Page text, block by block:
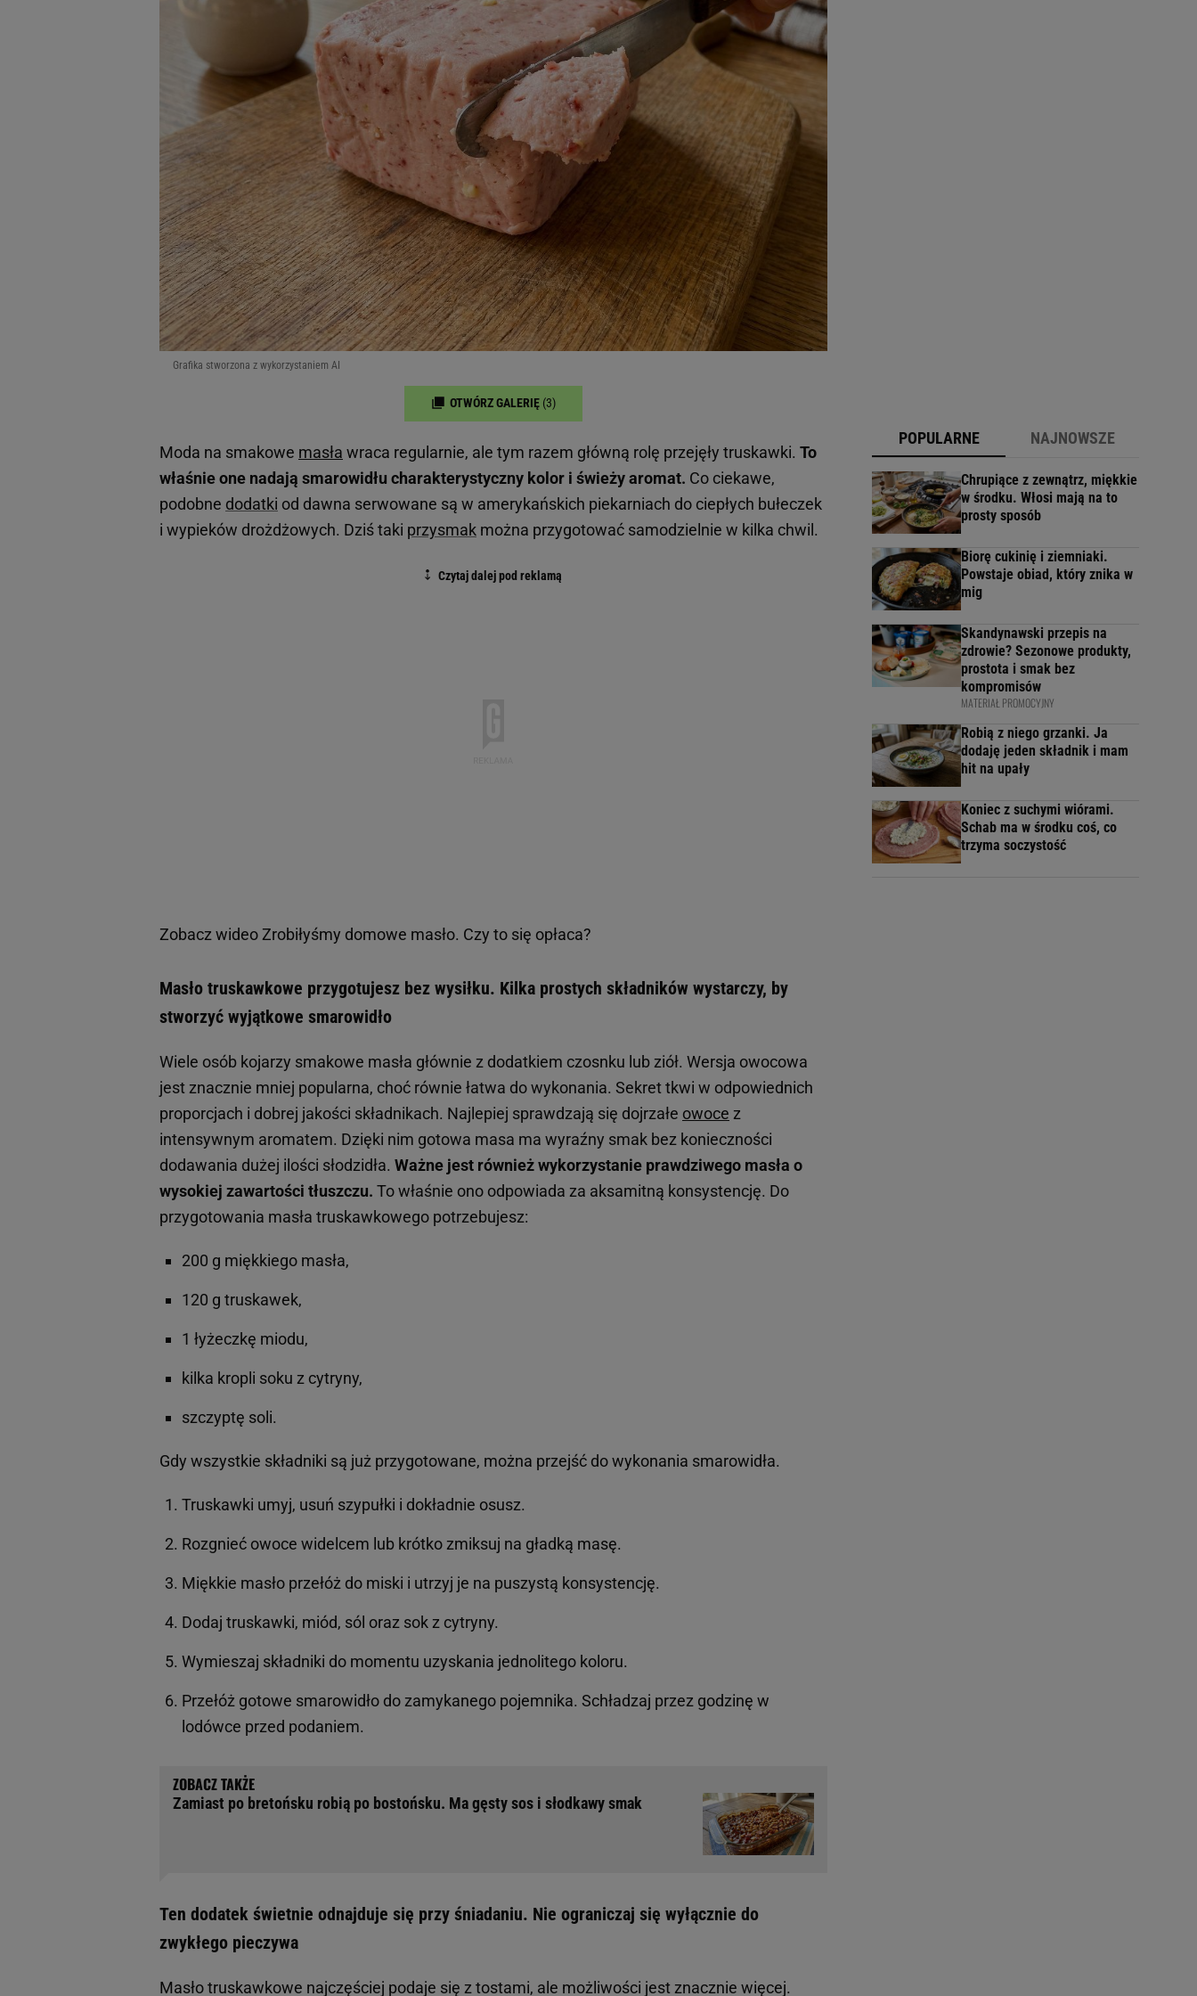
Grafika stworzona z wykorzystaniem AI
OTWÓRZ GALERIĘ (3)
Moda na smakowe masła wraca regularnie, ale tym razem główną rolę przejęły truskawki. To
właśnie one nadają smarowidłu charakterystyczny kolor i świeży aromat. Co ciekawe,
podobne dodatki od dawna serwowane są w amerykańskich piekarniach do ciepłych bułeczek
i wypieków drożdżowych. Dziś taki przysmak można przygotować samodzielnie w kilka chwil.
Zobacz wideo Zrobiłyśmy domowe masło. Czy to się opłaca?
Masło truskawkowe przygotujesz bez wysiłku. Kilka prostych składników wystarczy, by
stworzyć wyjątkowe smarowidło
Wiele osób kojarzy smakowe masła głównie z dodatkiem czosnku lub ziół. Wersja owocowa
jest znacznie mniej popularna, choć równie łatwa do wykonania. Sekret tkwi w odpowiednich
proporcjach i dobrej jakości składnikach. Najlepiej sprawdzają się dojrzałe owoce z
intensywnym aromatem. Dzięki nim gotowa masa ma wyraźny smak bez konieczności
dodawania dużej ilości słodzidła. Ważne jest również wykorzystanie prawdziwego masła o
wysokiej zawartości tłuszczu. To właśnie ono odpowiada za aksamitną konsystencję. Do
przygotowania masła truskawkowego potrzebujesz:
200 g miękkiego masła,
120 g truskawek,
1 łyżeczkę miodu,
kilka kropli soku z cytryny,
szczyptę soli.
Gdy wszystkie składniki są już przygotowane, można przejść do wykonania smarowidła.
Truskawki umyj, usuń szypułki i dokładnie osusz.
Rozgnieć owoce widelcem lub krótko zmiksuj na gładką masę.
Miękkie masło przełóż do miski i utrzyj je na puszystą konsystencję.
Dodaj truskawki, miód, sól oraz sok z cytryny.
Wymieszaj składniki do momentu uzyskania jednolitego koloru.
Przełóż gotowe smarowidło do zamykanego pojemnika. Schładzaj przez godzinę w
lodówce przed podaniem.
Zamiast po bretońsku robią po bostońsku. Ma gęsty sos i słodkawy smak
Ten dodatek świetnie odnajduje się przy śniadaniu. Nie ograniczaj się wyłącznie do
zwykłego pieczywa
Masło truskawkowe najczęściej podaje się z tostami, ale możliwości jest znacznie więcej.
POPULARNE NAJNOWSZE
Chrupiące z zewnątrz, miękkie
w środku. Włosi mają na to
prosty sposób
Biorę cukinię i ziemniaki.
Powstaje obiad, który znika w
mig
Skandynawski przepis na
zdrowie? Sezonowe produkty,
prostota i smak bez
kompromisów
MATERIAŁ PROMOCYJNY
Robią z niego grzanki. Ja
dodaję jeden składnik i mam
hit na upały
Koniec z suchymi wiórami.
Schab ma w środku coś, co
trzyma soczystość